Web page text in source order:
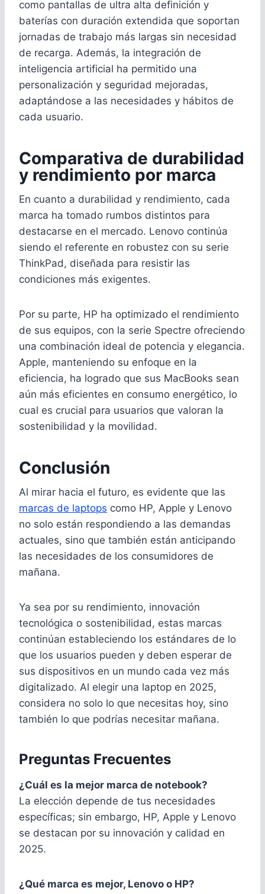
como pantallas de ultra alta definición y
baterías con duración extendida que soportan
jornadas de trabajo más largas sin necesidad
de recarga. Además, la integración de
inteligencia artificial ha permitido una
personalización y seguridad mejoradas,
adaptándose a las necesidades y hábitos de
cada usuario.
Comparativa de durabilidad
y rendimiento por marca
En cuanto a durabilidad y rendimiento, cada
marca ha tomado rumbos distintos para
destacarse en el mercado. Lenovo continúa
siendo el referente en robustez con su serie
ThinkPad, diseñada para resistir las
condiciones más exigentes.
Por su parte, HP ha optimizado el rendimiento
de sus equipos, con la serie Spectre ofreciendo
una combinación ideal de potencia y elegancia.
Apple, manteniendo su enfoque en la
eficiencia, ha logrado que sus MacBooks sean
aún más eficientes en consumo energético, lo
cual es crucial para usuarios que valoran la
sostenibilidad y la movilidad.
Conclusión
Al mirar hacia el futuro, es evidente que las
marcas de laptops como HP, Apple y Lenovo
no solo están respondiendo a las demandas
actuales, sino que también están anticipando
las necesidades de los consumidores de
mañana.
Ya sea por su rendimiento, innovación
tecnológica o sostenibilidad, estas marcas
continúan estableciendo los estándares de lo
que los usuarios pueden y deben esperar de
sus dispositivos en un mundo cada vez más
digitalizado. Al elegir una laptop en 2025,
considera no solo lo que necesitas hoy, sino
también lo que podrías necesitar mañana.
Preguntas Frecuentes
¿Cuál es la mejor marca de notebook?
La elección depende de tus necesidades
específicas; sin embargo, HP, Apple y Lenovo
se destacan por su innovación y calidad en
2025.
¿Qué marca es mejor, Lenovo o HP?